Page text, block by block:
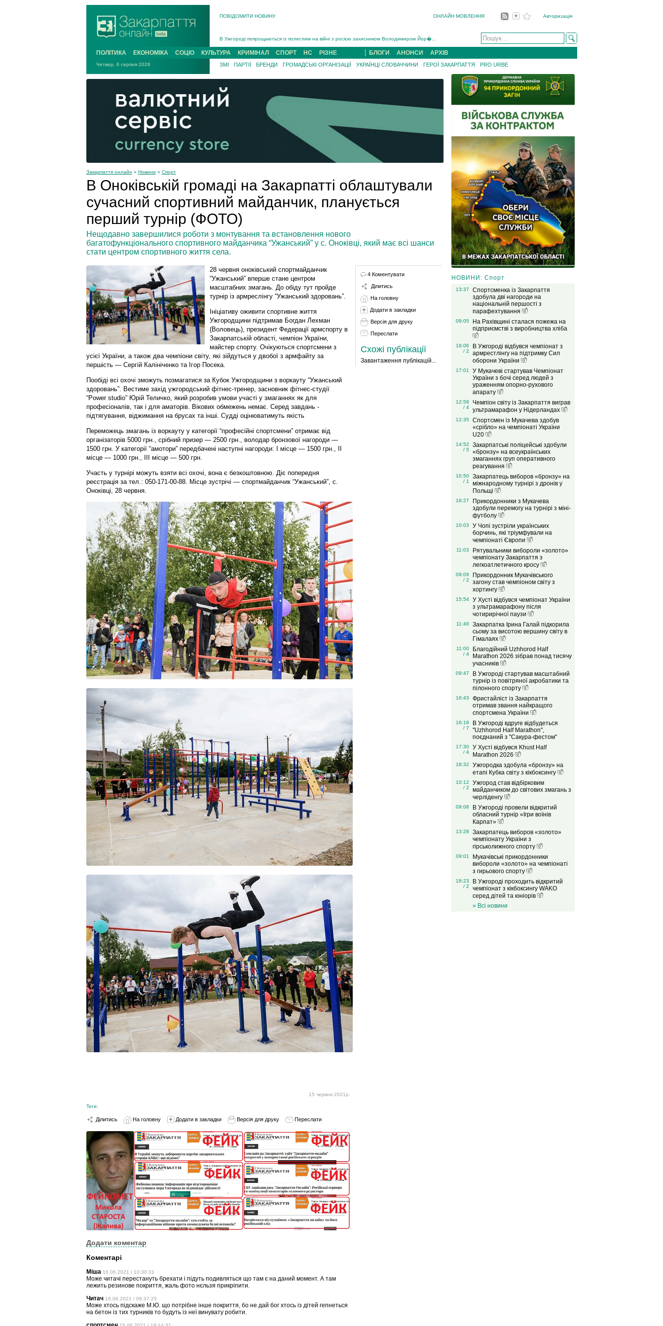
ПОВІДОМИТИ НОВИНУ ОНЛАЙН МОВЛЕННЯ Авторизація
В Ужгороді попрощаються із полеглим на війні з росією захисником Володимиром Йор�...
В Ужгороді 5 серпня попрощаються із захисником Богданом Югасом, який два роки �...
Підтвердили загибель захисника із Нанкова на Хустщині Юліана Гербея (ФОТО)[/gree...
На війні з рф поліг військовий з Виноградова Ігнат Роздяловський (ФОТО)...
На Хустщині внаслідок ДТП за участі трьох авто постраждали 13 людей (ФОТО)...
Інструктора районного ТЦК на Закарпатті судитимуть за обвинувачен...
ПОЛІТИКА ЕКОНОМІКА СОЦІО КУЛЬТУРА КРИМІНАЛ СПОРТ НС РІЗНЕ БЛОГИ АНОНСИ АРХІВ
Четвер, 6 серпня 2026 ЗМІ ПАРТІЇ БРЕНДИ ГРОМАДСЬКІ ОРГАНІЗАЦІЇ УКРАЇНЦІ СЛОВАЧЧИНИ ГЕРОЇ ЗАКАРПАТТЯ PRO URBE
Закарпаття онлайн » Новини » Спорт
В Оноківській громаді на Закарпатті облаштували
сучасний спортивний майданчик, планується
перший турнір (ФОТО)
Нещодавно завершилися роботи з монтування та встановлення нового
багатофункціонального спортивного майданчика “Ужанський” у с. Оноківці, який має всі шанси
стати центром спортивного життя села.
28 червня оноківський спортмайданчик
“Ужанський” вперше стане центром
масштабних змагань. До обіду тут пройде
турнір із армреслінгу “Ужанський здоровань”.
Ініціативу оживити спортивне життя
Ужгородщини підтримав Богдан Лехман
(Воловець), президент Федерації армспорту в
Закарпатській області, чемпіон України,
майстер спорту. Очікуються спортсмени з
усієї України, а також два чемпіони світу, які зійдуться у двобої з армфайту за
першість — Сергій Калініченко та Ігор Посека.
Пообіді всі охочі зможуть позмагатися за Кубок Ужгородщини з воркауту “Ужанський
здоровань”. Вестиме захід ужгородський фітнес-тренер, засновник фітнес-студії
“Power studio” Юрій Теличко, який розробив умови участі у змаганнях як для
професіоналів, так і для аматорів. Вікових обмежень немає. Серед завдань -
підтягування, віджимання на брусах та інші. Судді оцінюватимуть якість
Переможець змагань із воркауту у категорії “професійні спортсмени” отримає від
організаторів 5000 грн., срібний призер — 2500 грн., володар бронзової нагороди —
1500 грн. У категорії “амотори” передбачені наступні нагороди: І місце — 1500 грн., ІІ
місце — 1000 грн., ІІІ місце — 500 грн.
Участь у турнірі можуть взяти всі охочі, вона є безкоштовною. Діє попередня
реєстрація за тел.: 050-171-00-88. Місце зустрічі — спортмайданчик “Ужанський”, с.
Оноківці, 28 червня.
15 червня 2021р.
Теги:
Ділитись На головну Додати в закладки Версія для друку Переслати
Додати коментар
Коментарі
Міша 16.06.2021 / 10:30:31
Може читачі перестануть брехати і підуть подивляться що там є на даний момент. А там
лежить резинове покриття, жаль фото нєльзя прикріпити.
Читач 16.06.2021 / 08:37:25
Може хтось підскаже М.Ю. що потрібне інше покриття, бо не дай бог хтось із дітей гепнеться
на бетон із тих турників то будуть із неї винувату робити.
4 Коментувати
Ділитись
На головну
Додати в закладки
Версія для друку
Переслати
Схожі публікації
Завантаження публікацій...
НОВИНИ: Спорт
13:37
Спортсменка із Закарпаття
здобула дві нагороди на
національній першості з
парафехтування
09:05
На Рахівщині сталася пожежа на
підприємстві з виробництва хліба
18:06
/ 2
В Ужгороді відбувся чемпіонат з
армрестлінгу на підтримку Сил
оборони України
17:01
У Мукачеві стартував Чемпіонат
України з бочі серед людей з
ураженням опорно-рухового
апарату
12:58
/ 4
Чемпіон світу із Закарпаття виграв
ультрамарафон у Нідерландах
12:35
Спортсмен із Мукачева здобув
«срібло» на чемпіонаті України
U20
14:52
/ 5
Закарпатські поліцейські здобули
«бронзу» на всеукраїнських
змаганнях груп оперативного
реагування
10:50
/ 1
Закарпатець виборов «бронзу» на
міжнародному турнірі з дронів у
Польщі
16:27
Прикордонники з Мукачева
здобули перемогу на турнірі з міні-
футболу
10:03
У Чопі зустріли українських
борчинь, які тріумфували на
чемпіонаті Європи
11:03
Рятувальники вибороли «золото»
чемпіонату Закарпаття з
легкоатлетичного кросу
09:09
/ 2
Прикордонник Мукачівського
загону став чемпіоном світу з
хортингу
15:54
У Хусті відбувся чемпіонат України
з ультрамарафону після
чотирирічної паузи
11:46
Закарпатка Ірина Галай підкорила
сьому за висотою вершину світу в
Гімалаях
11:00
/ 4
Благодійний Uzhhorod Half
Marathon 2026 зібрав понад тисячу
учасників
09:47
В Ужгороді стартував масштабний
турнір із повітряної акробатики та
пілонного спорту
16:43
Фристайліст із Закарпаття
отримав звання найкращого
спортсмена України
16:18
/ 7
В Ужгороді вдруге відбудеться
"Uzhhorod Half Marathon",
поєднаний з "Сакура-фестом"
17:30
/ 4
У Хусті відбувся Khust Half
Marathon 2026
18:32
Ужгородка здобула «бронзу» на
етапі Кубка світу з кікбоксингу
10:12
/ 2
Ужгород став відбірковим
майданчиком до світових змагань з
черліденгу
09:08
В Ужгороді провели відкритий
обласний турнір «Ігри воїнів
Карпат»
13:28
Закарпатець виборов «золото»
чемпіонату України з
гірськолижного спорту
09:01
Мукачівські прикордонники
вибороли «золото» на чемпіонаті
з гирьового спорту
18:23
/ 2
В Ужгороді проходить відкритий
чемпіонат з кікбоксингу WAKO
серед дітей та юніорів
» Всі новини